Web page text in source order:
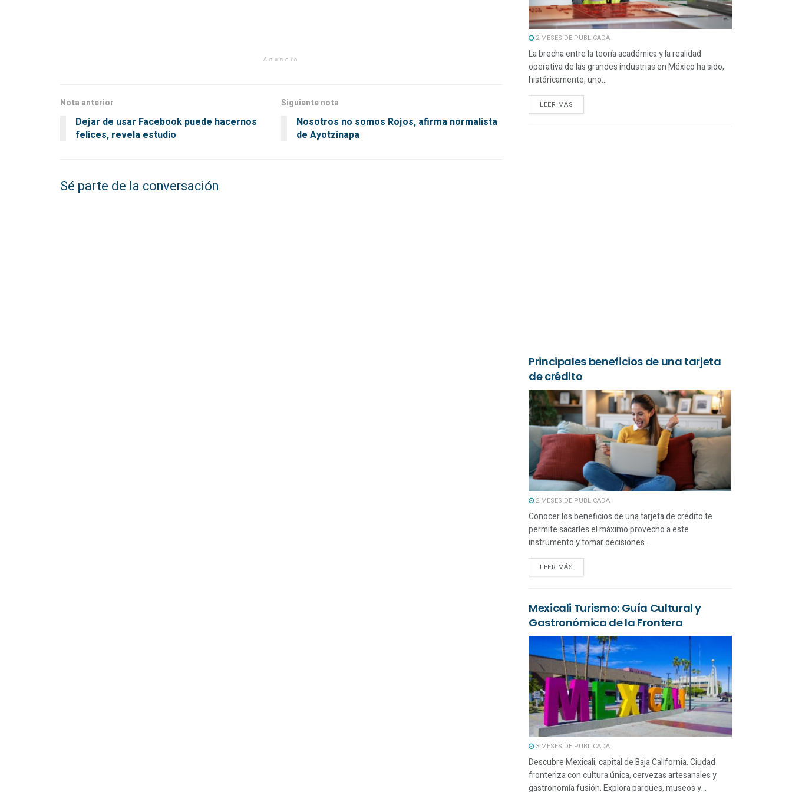
Anuncio
Nota anterior
Dejar de usar Facebook puede hacernos
felices, revela estudio
Siguiente nota
Nosotros no somos Rojos, afirma normalista
de Ayotzinapa
Sé parte de la conversación
2 MESES DE PUBLICADA
La brecha entre la teoría académica y la realidad
operativa de las grandes industrias en México ha sido,
históricamente, uno...
LEER MÁS
Principales beneficios de una tarjeta
de crédito
2 MESES DE PUBLICADA
Conocer los beneficios de una tarjeta de crédito te
permite sacarles el máximo provecho a este
instrumento y tomar decisiones...
LEER MÁS
Mexicali Turismo: Guía Cultural y
Gastronómica de la Frontera
3 MESES DE PUBLICADA
Descubre Mexicali, capital de Baja California. Ciudad
fronteriza con cultura única, cervezas artesanales y
gastronomía fusión. Explora parques, museos y...